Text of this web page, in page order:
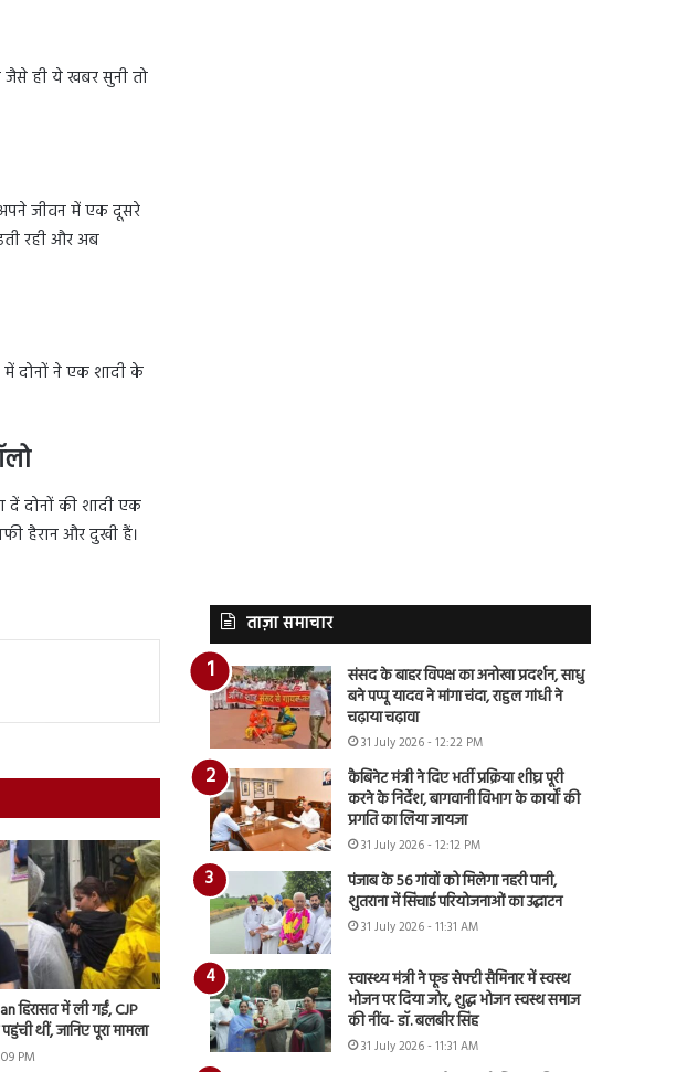
ही ये खबर सुनी तो
जीवन में एक दूसरे
रही और अब
में दोनों ने एक शादी के
दोनों की शादी एक
हैरान और दुखी हैं।
हिरासत में ली गईं, CJP
थीं, जानिए पूरा मामला
PM
ताज़ा समाचार
संसद के बाहर विपक्ष का अनोखा प्रदर्शन, साधु
बने पप्पू यादव ने मांगा चंदा, राहुल गांधी ने
चढ़ाया चढ़ावा
31 July 2026 - 12:22 PM
कैबिनेट मंत्री ने दिए भर्ती प्रक्रिया शीघ्र पूरी
करने के निर्देश, बागवानी विभाग के कार्यों की
प्रगति का लिया जायजा
31 July 2026 - 12:12 PM
पंजाब के 56 गांवों को मिलेगा नहरी पानी,
शुतराना में सिंचाई परियोजनाओं का उद्घाटन
31 July 2026 - 11:31 AM
स्वास्थ्य मंत्री ने फूड सेफ्टी सैमिनार में स्वस्थ
भोजन पर दिया जोर, शुद्ध भोजन स्वस्थ समाज
की नींव- डॉ. बलबीर सिंह
31 July 2026 - 11:31 AM